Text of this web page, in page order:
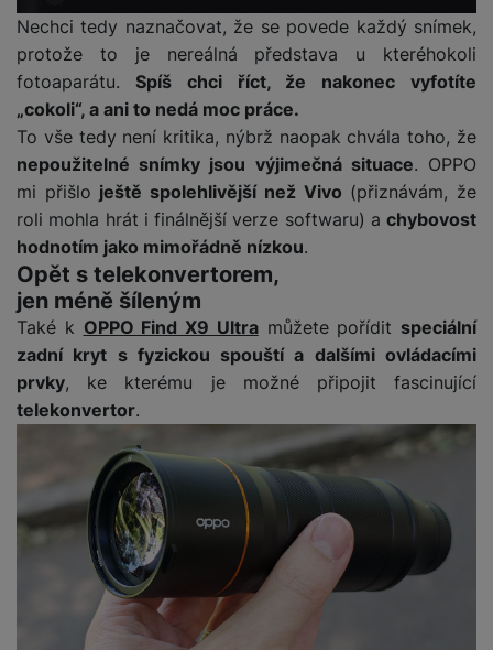
d
p
é
r
y
a
p
e
d
s
á
d
k
y
T
l
e
k
o
n
v
e
di
n
m
y
c
h
l
o
n
a
e
č
k
y
S
íť
o
v
é
r
o
h
o
e
P
ří
s
l
u
n
s
t
v
í
p
r
o
i
P
a
H
U
B
K
a
b
e
l
R
e
d
u
k
c
e
D
i
s
k
y
/
n
o
č
e
d
l
a
s
h
d
s
P
s
u
š
e
n
s
n
P
ří
s
l
u
n
s
t
v
í
p
o
t
a
b
l
e
t
Nechci tedy naznačovat, že se povede každý snímek,
protože to je nereálná představa u kteréhokoli
fotoaparátu. Spíš chci říct, že nakonec vyfotíte
„cokoli“, a ani to nedá moc práce.
To vše tedy není kritika, nýbrž naopak chvála toho, že
nepoužitelné snímky jsou výjimečná situace. OPPO
mi přišlo ještě spolehlivější než Vivo (přiznávám, že
roli mohla hrát i finálnější verze softwaru) a chybovost
hodnotím jako mimořádně nízkou.
Opět s telekonvertorem,
jen méně šíleným
Také k OPPO Find X9 Ultramůžete pořídit speciální
zadní kryt s fyzickou spouští a dalšími ovládacími
prvky, ke kterému je možné připojit fascinující
telekonvertor.